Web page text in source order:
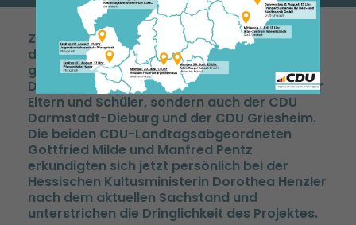
Zum nächsten Schuljahr soll in Griesheim an
der Gerhart-Hauptmann-Schule (GHS) eine
gymnasiale Oberstufe aufgebaut werden.
Dies ist nicht nur der Wunsch der Griesheimer
Eltern und Schüler, sondern auch der CDU
Darmstadt-Dieburg und der CDU Griesheim.
Die beiden CDU-Landtagsabgeordneten
Gottfried Milde und Manfred Pentz
erkundigten sich jetzt persönlich bei der
Hessischen Kultusministerin Dorothea Henzler
nach dem aktuellen Sachstand und
unterstrichen die Dringlichkeit des Projektes.